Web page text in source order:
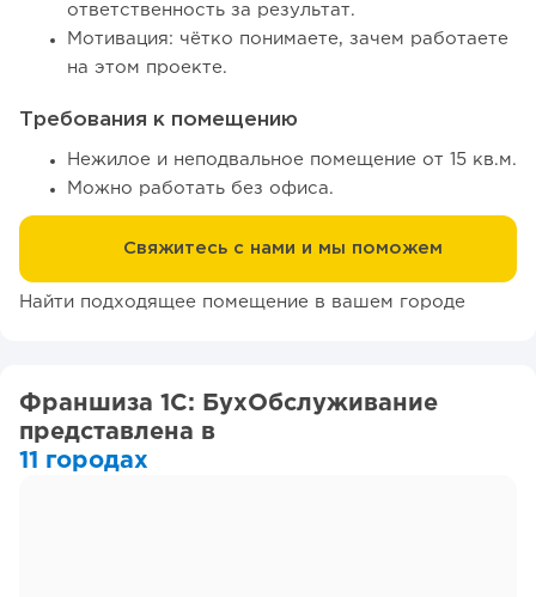
ответственность за результат.
Мотивация: чётко понимаете, зачем работаете
на этом проекте.
Требования к помещению
Нежилое и неподвальное помещение от 15 кв.м.
Можно работать без офиса.
Свяжитесь с нами и мы поможем
Найти подходящее помещение в вашем городе
Франшиза 1C: БухОбслуживание
представлена в
11 городах